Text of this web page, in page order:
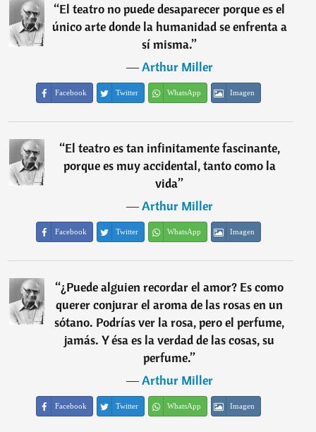
“El teatro no puede desaparecer porque es el
único arte donde la humanidad se enfrenta a
sí misma.”
―Arthur Miller
Facebook Twitter WhatsApp Imagen
“El teatro es tan infinitamente fascinante,
porque es muy accidental, tanto como la
vida”
―Arthur Miller
Facebook Twitter WhatsApp Imagen
“¿Puede alguien recordar el amor? Es como
querer conjurar el aroma de las rosas en un
sótano. Podrías ver la rosa, pero el perfume,
jamás. Y ésa es la verdad de las cosas, su
perfume.”
―Arthur Miller
Facebook Twitter WhatsApp Imagen